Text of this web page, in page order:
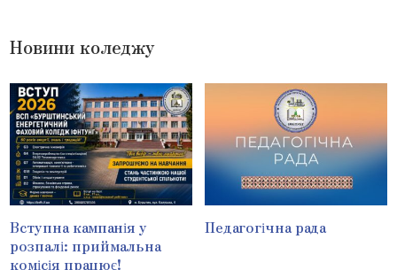
Новини коледжу
Вступна кампанія у
розпалі: приймальна
комісія працює!
Педагогічна рада